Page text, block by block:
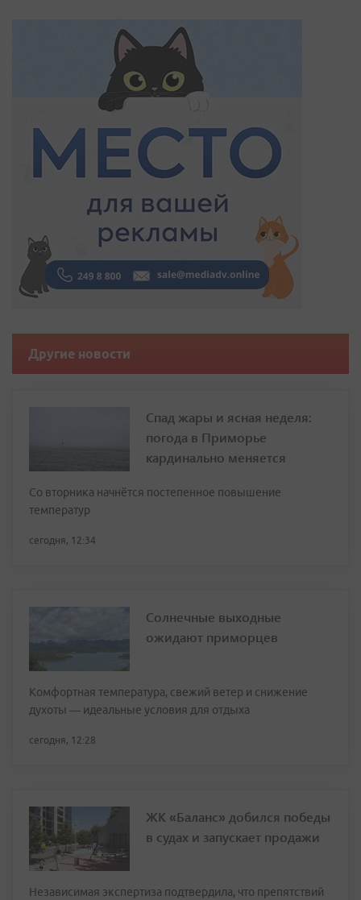
Другие новости
Спад жары и ясная неделя:
погода в Приморье
кардинально меняется
Со вторника начнётся постепенное повышение
температур
сегодня, 12:34
Солнечные выходные
ожидают приморцев
Комфортная температура, свежий ветер и снижение
духоты — идеальные условия для отдыха
сегодня, 12:28
ЖК «Баланс» добился победы
в судах и запускает продажи
Независимая экспертиза подтвердила, что препятствий